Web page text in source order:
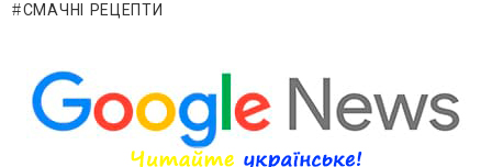
СМАЧНІ РЕЦЕПТИ